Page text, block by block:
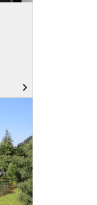
navigate_next